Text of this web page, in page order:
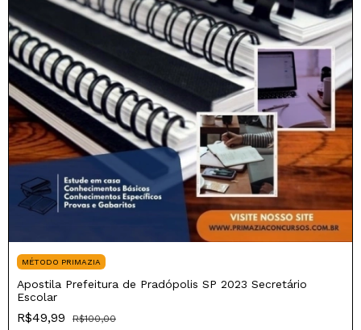
MÉTODO PRIMAZIA
Apostila Prefeitura de Pradópolis SP 2023 Secretário
Escolar
R$49,99
R$100,00